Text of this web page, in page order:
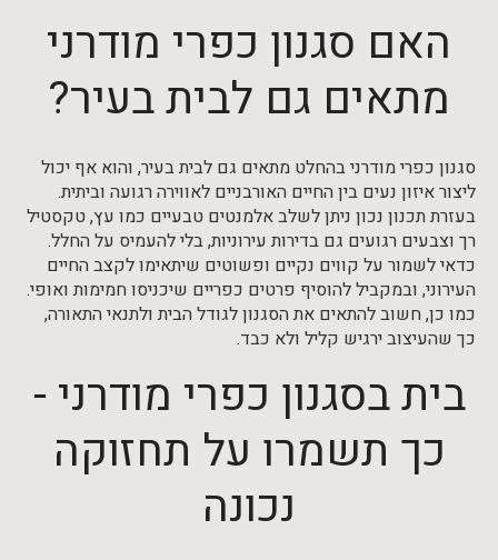
האם סגנון כפרי מודרני
מתאים גם לבית בעיר?
סגנון כפרי מודרני בהחלט מתאים גם לבית בעיר, והוא אף יכול
ליצור איזון נעים בין החיים האורבניים לאווירה רגועה וביתית.
בעזרת תכנון נכון ניתן לשלב אלמנטים טבעיים כמו עץ, טקסטיל
רך וצבעים רגועים גם בדירות עירוניות, בלי להעמיס על החלל.
כדאי לשמור על קווים נקיים ופשוטים שיתאימו לקצב החיים
העירוני, ובמקביל להוסיף פרטים כפריים שיכניסו חמימות ואופי.
כמו כן, חשוב להתאים את הסגנון לגודל הבית ולתנאי התאורה,
כך שהעיצוב ירגיש קליל ולא כבד.
בית בסגנון כפרי מודרני -
כך תשמרו על תחזוקה
נכונה